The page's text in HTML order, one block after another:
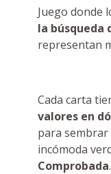
Juego donde
la búsqueda
representan
Cada carta
valores en
para sembrar
incómoda
Comprobada.